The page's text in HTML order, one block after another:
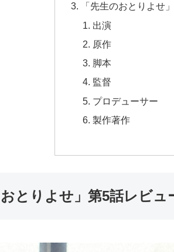
「先生のおとりよせ
出演
原作
脚本
監督
プロデューサー
製作著作
おとりよせ」第5話レビュ